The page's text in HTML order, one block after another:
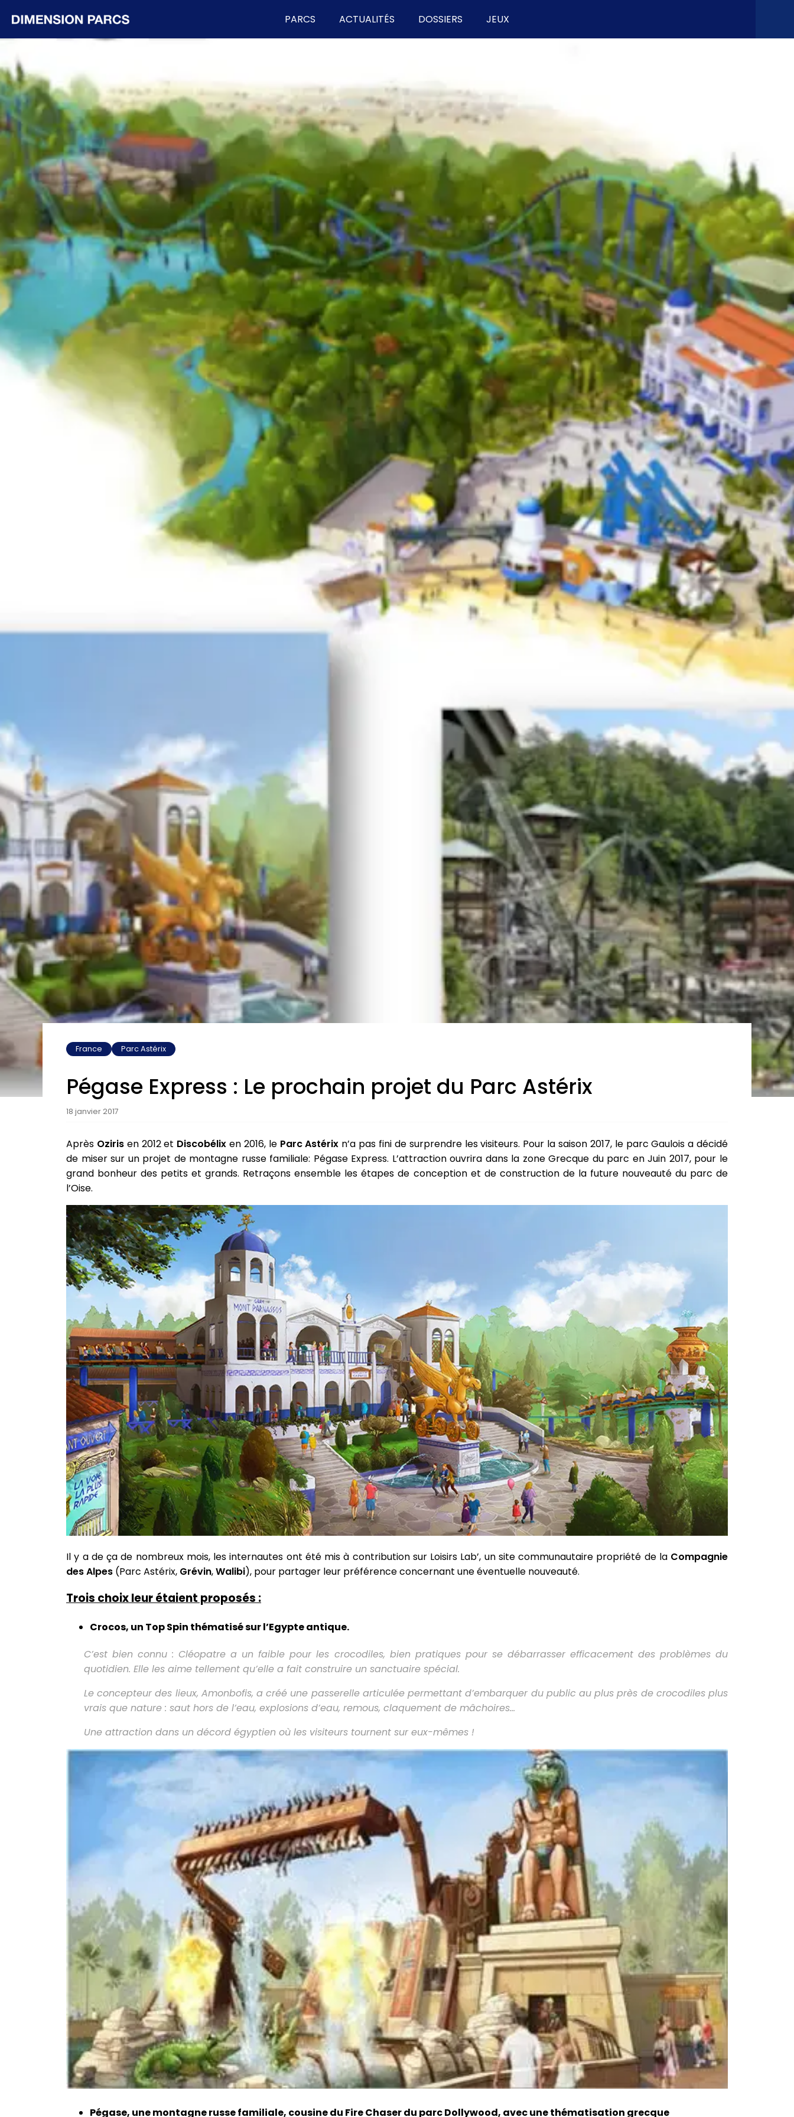
PARCS ACTUALITÉS DOSSIERS JEUX
France Parc Astérix
Pégase Express : Le prochain projet du Parc Astérix
18 janvier 2017
Après Ozirisen 2012 et Discobélix en 2016, le Parc Astérix n’a pas fini de surprendre les visiteurs. Pour la saison 2017, le parc Gaulois a décidé
de miser sur un projet de montagne russe familiale: Pégase Express. L’attraction ouvrira dans la zone Grecque du parc en Juin 2017, pour le
grand bonheur des petits et grands. Retraçons ensemble les étapes de conception et de construction de la future nouveauté du parc de
l’Oise.
Il y a de ça de nombreux mois, les internautes ont été mis à contribution sur Loisirs Lab’, un site communautaire propriété de la Compagnie
des Alpes (Parc Astérix, Grévin,Walibi), pour partager leur préférence concernant une éventuelle nouveauté.
Trois choix leur étaient proposés :
Crocos, un Top Spin thématisé sur l’Egypte antique.
C’est bien connu : Cléopatre a un faible pour les crocodiles, bien pratiques pour se débarrasser efficacement des problèmes du
quotidien. Elle les aime tellement qu’elle a fait construire un sanctuaire spécial.
Le concepteur des lieux, Amonbofis, a créé une passerelle articulée permettant d’embarquer du public au plus près de crocodiles plus
vrais que nature : saut hors de l’eau, explosions d’eau, remous, claquement de mâchoires…
Une attraction dans un décord égyptien où les visiteurs tournent sur eux-mêmes !
Pégase, une montagne russe familiale, cousine du Fire Chaser du parc Dollywood, avec une thématisation grecque